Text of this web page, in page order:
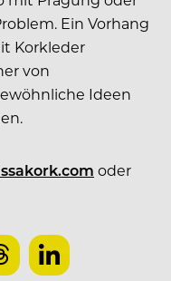
Ein Vorhang
Korkleder
von
Ideen
oder